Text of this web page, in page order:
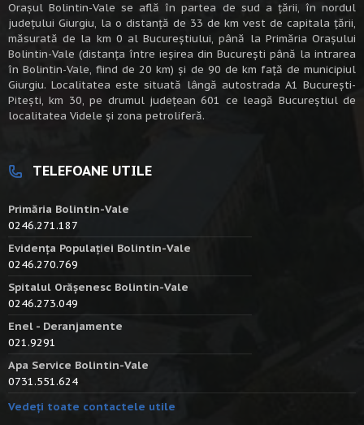
Oraşul Bolintin-Vale se află în partea de sud a ţării, în nordul
judeţului Giurgiu, la o distanţă de 33 de km vest de capitala țării,
măsurată de la km 0 al Bucureștiului, până la Primăria Orașului
Bolintin-Vale (distanța între ieșirea din București până la intrarea
în Bolintin-Vale, fiind de 20 km) şi de 90 de km faţă de municipiul
Giurgiu. Localitatea este situată lângă autostrada A1 Bucureşti-
Piteşti, km 30, pe drumul judeţean 601 ce leagă Bucureştiul de
localitatea Videle şi zona petroliferă.
TELEFOANE UTILE
Primăria Bolintin-Vale
0246.271.187
Evidența Populației Bolintin-Vale
0246.270.769
Spitalul Orășenesc Bolintin-Vale
0246.273.049
Enel - Deranjamente
021.9291
Apa Service Bolintin-Vale
0731.551.624
Vedeți toate contactele utile